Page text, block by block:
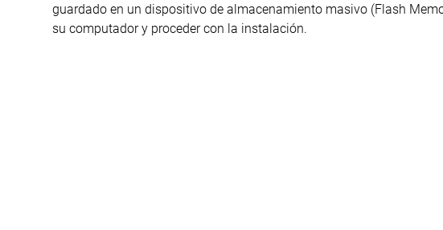
guardado en un dispositivo de almacenamiento masivo (Flash
su computador y proceder con la instalación.